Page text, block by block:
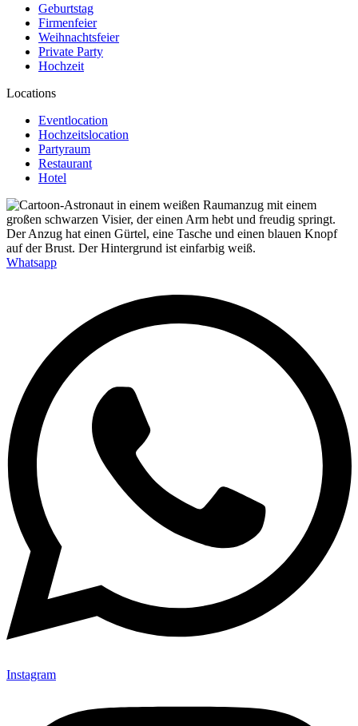
Geburtstag
Firmenfeier
Weihnachtsfeier
Private Party
Hochzeit
Locations
Eventlocation
Hochzeitslocation
Partyraum
Restaurant
Hotel
Whatsapp
Instagram